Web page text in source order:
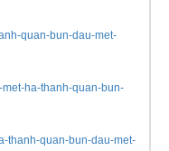
quan-bun-dau-met-
ha-thanh-quan-bun-
thanh-quan-bun-dau-met-